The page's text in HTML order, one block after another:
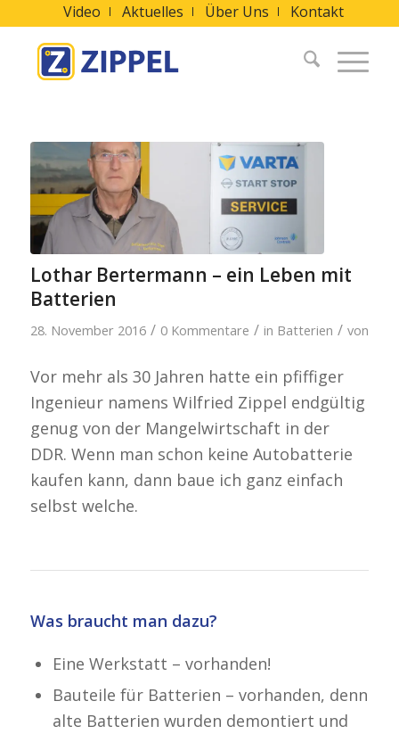
Video Aktuelles Über Uns Kontakt
Lothar Bertermann – ein Leben mit
Batterien
28. November 2016 / 0 Kommentare / in Batterien / von
Vor mehr als 30 Jahren hatte ein pfiffiger
Ingenieur namens Wilfried Zippel endgültig
genug von der Mangelwirtschaft in der
DDR. Wenn man schon keine Autobatterie
kaufen kann, dann baue ich ganz einfach
selbst welche.
Was braucht man dazu?
Eine Werkstatt – vorhanden!
Bauteile für Batterien – vorhanden, denn
alte Batterien wurden demontiert und